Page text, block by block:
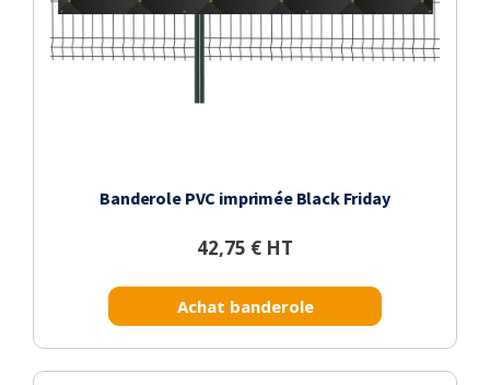
Banderole PVC imprimée Black Friday
42,75 € HT
Achat banderole